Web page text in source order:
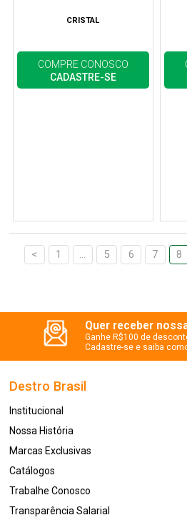
CRISTAL
COMPRE CONOSCO
CADASTRE-SE
< 1 ... 5 6 7 8
Quer receber
Ganhe R$100 de
Cadastre-se e saiba
Destro Brasil
Institucional
Nossa História
Marcas Exclusivas
Catálogos
Trabalhe Conosco
Transparência Salarial